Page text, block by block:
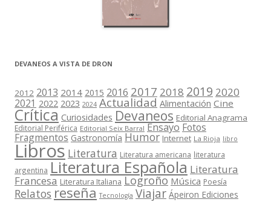
DEVANEOS A VISTA DE DRON
2012 2013 2014 2015 2016 2017 2018 2019 2020
2021 2022 2023 2024 Actualidad Alimentación Cine
Crítica Curiosidades Devaneos Editorial Anagrama
Editorial Periférica Editorial Seix Barral Ensayo Fotos
Fragmentos Gastronomía Humor Internet La Rioja libro
Libros Literatura Literatura americana literatura
argentina Literatura Española Literatura
Francesa Literatura Italiana Logroño Música Poesía
Relatos reseña Tecnología Viajar Ápeiron Ediciones